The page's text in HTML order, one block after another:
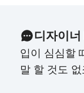
디자이너
입이 심심할
말 할 것도 없